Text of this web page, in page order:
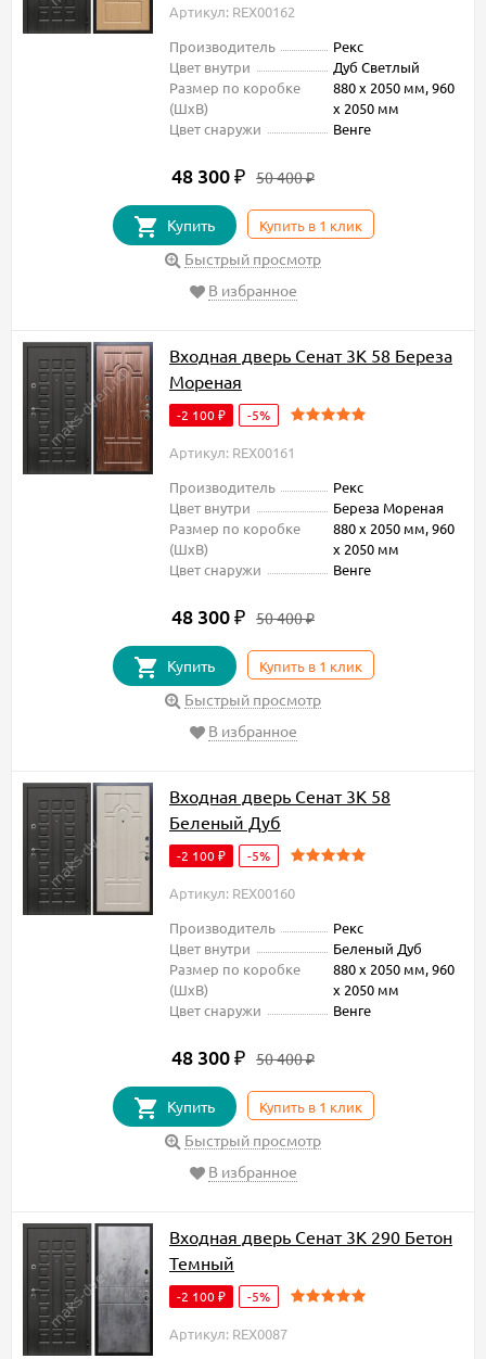
Артикул: REX00162
Производитель
Рекс
Цвет внутри
Дуб Светлый
Размер по коробке
(ШxВ)
880 х 2050 мм, 960
х 2050 мм
Цвет снаружи
Венге
48 300 ₽ 50 400₽
Купить Купить в 1 клик
Быстрый просмотр
В избранное
Входная дверь Сенат 3К 58 Береза
Мореная
-2 100 ₽ -5%
Артикул: REX00161
Производитель
Рекс
Цвет внутри
Береза Мореная
Размер по коробке
(ШxВ)
880 х 2050 мм, 960
х 2050 мм
Цвет снаружи
Венге
48 300 ₽ 50 400₽
Купить Купить в 1 клик
Быстрый просмотр
В избранное
Входная дверь Сенат 3К 58
Беленый Дуб
-2 100 ₽ -5%
Артикул: REX00160
Производитель
Рекс
Цвет внутри
Беленый Дуб
Размер по коробке
(ШxВ)
880 х 2050 мм, 960
х 2050 мм
Цвет снаружи
Венге
48 300 ₽ 50 400₽
Купить Купить в 1 клик
Быстрый просмотр
В избранное
Входная дверь Сенат 3К 290 Бетон
Темный
-2 100 ₽ -5%
Артикул: REX0087